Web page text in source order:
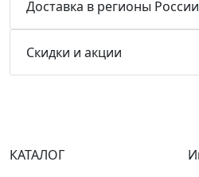
Доставка в регионы России
Скидки и акции
КАТАЛОГ